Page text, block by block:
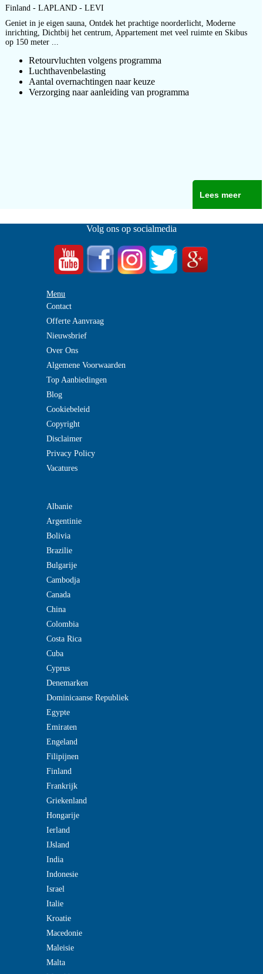
Finland - LAPLAND - LEVI
Geniet in je eigen sauna, Ontdek het prachtige noorderlicht, Moderne
inrichting, Dichtbij het centrum, Appartement met veel ruimte en Skibus
op 150 meter ...
Retourvluchten volgens programma
Luchthavenbelasting
Aantal overnachtingen naar keuze
Verzorging naar aanleiding van programma
Lees meer
Volg ons op socialmedia
Menu
Contact
Offerte Aanvraag
Nieuwsbrief
Over Ons
Algemene Voorwaarden
Top Aanbiedingen
Blog
Cookiebeleid
Copyright
Disclaimer
Privacy Policy
Vacatures
Albanie
Argentinie
Bolivia
Brazilie
Bulgarije
Cambodja
Canada
China
Colombia
Costa Rica
Cuba
Cyprus
Denemarken
Dominicaanse Republiek
Egypte
Emiraten
Engeland
Filipijnen
Finland
Frankrijk
Griekenland
Hongarije
Ierland
IJsland
India
Indonesie
Israel
Italie
Kroatie
Macedonie
Maleisie
Malta